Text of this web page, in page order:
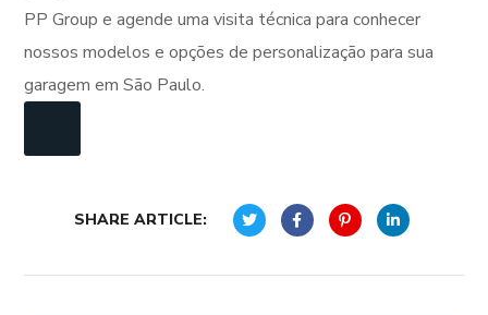
PP Group e agende uma visita técnica para conhecer
nossos modelos e opções de personalização para sua
garagem em São Paulo.
SHARE ARTICLE: